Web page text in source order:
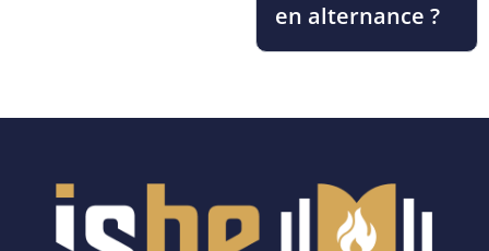
en alternance ?